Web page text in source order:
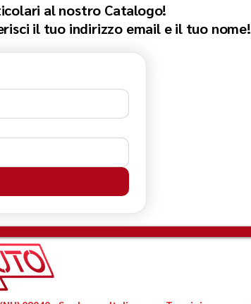
al nostro Catalogo!
il tuo indirizzo email e il tuo nome!